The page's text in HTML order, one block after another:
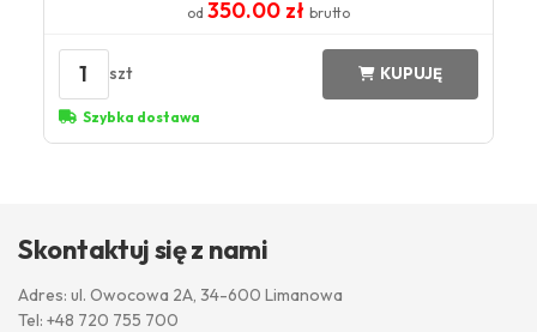
od 350.00 zł brutto
1 szt KUPUJĘ
Szybka dostawa
Skontaktuj się z nami
Adres: ul. Owocowa 2A, 34-600 Limanowa
Tel: +48 720 755 700